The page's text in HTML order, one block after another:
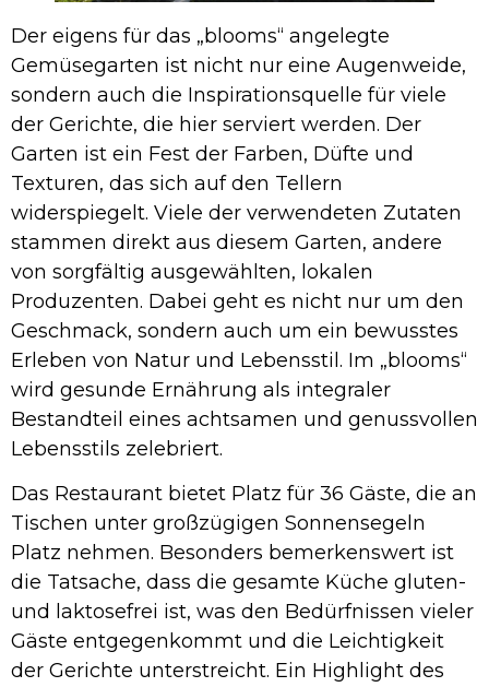
Der eigens für das „blooms“ angelegte
Gemüsegarten ist nicht nur eine Augenweide,
sondern auch die Inspirationsquelle für viele
der Gerichte, die hier serviert werden. Der
Garten ist ein Fest der Farben, Düfte und
Texturen, das sich auf den Tellern
widerspiegelt. Viele der verwendeten Zutaten
stammen direkt aus diesem Garten, andere
von sorgfältig ausgewählten, lokalen
Produzenten. Dabei geht es nicht nur um den
Geschmack, sondern auch um ein bewusstes
Erleben von Natur und Lebensstil. Im „blooms“
wird gesunde Ernährung als integraler
Bestandteil eines achtsamen und genussvollen
Lebensstils zelebriert.
Das Restaurant bietet Platz für 36 Gäste, die an
Tischen unter großzügigen Sonnensegeln
Platz nehmen. Besonders bemerkenswert ist
die Tatsache, dass die gesamte Küche gluten-
und laktosefrei ist, was den Bedürfnissen vieler
Gäste entgegenkommt und die Leichtigkeit
der Gerichte unterstreicht. Ein Highlight des